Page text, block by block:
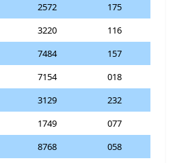
2572
175
3220
116
7484
157
7154
018
3129
232
1749
077
8768
058